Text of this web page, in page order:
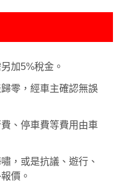
加5%稅金。
零，經車主確認無誤
、停車費等費用由車
，或是抗議、遊行、
價。